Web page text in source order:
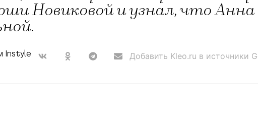
Новиковой и узнал, что
Instyle Добавить Kleo.ru в источники